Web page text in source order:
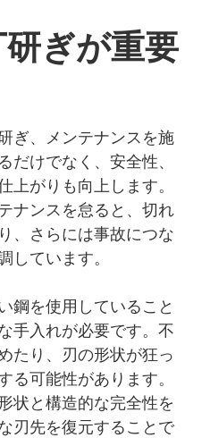
ぎが重要
ぎ、メンテナンスを施
けでなく、安全性、
上がりも向上します。
ナンスを怠ると、切れ
、さらには事故につな
しています。
鋼を使用していること
手入れが必要です。不
たり、刃の形状が狂っ
る可能性があります。
状と構造的な完全性を
刃先を復元することで